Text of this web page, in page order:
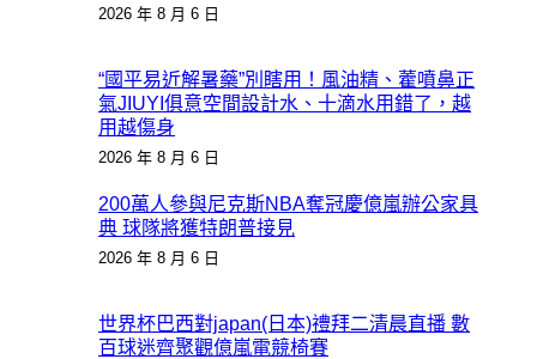
2026 年 8 月 6 日
“國平易近解暑藥”別瞎用！風油精、藿噴鼻正
氣JIUYI俱意空間設計水、十滴水用錯了，越
用越傷身
2026 年 8 月 6 日
200萬人參與尼克斯NBA奪冠慶億嵐辦公家具
典 球隊將獲特朗普接見
2026 年 8 月 6 日
世界杯巴西對japan(日本)禮拜二清晨直播 數
百球迷齊聚觀億嵐電競椅賽